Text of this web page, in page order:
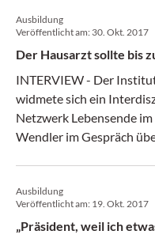
Ausbildung
Veröffentlicht am: 30. Okt. 2017
Der Hausarzt sollte bis
INTERVIEW - Der
widmete sich ein
Netzwerk Lebensende im Schloss Goldegg. Dr. Michael
Wendler im Gespräch über die
Ausbildung
Veröffentlicht am: 19. Okt. 2017
„Präsident, weil ich